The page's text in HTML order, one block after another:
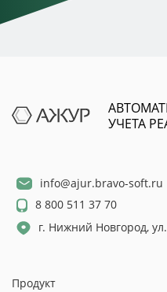
УЧЕТА
info@ajur.bravo-soft.ru
8 800 511 37 70
г. Нижний Новгород, ул.
Продукт